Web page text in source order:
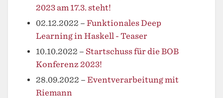
2023 am 17.3. steht!
02.12.2022 – Funktionales Deep
Learning in Haskell - Teaser
10.10.2022 – Startschuss für die BOB
Konferenz 2023!
28.09.2022 – Eventverarbeitung mit
Riemann